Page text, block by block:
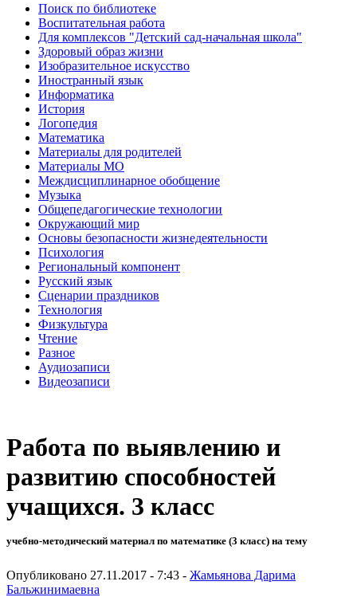
Поиск по библиотеке
Воспитательная работа
Для комплексов "Детский сад-начальная школа"
Здоровый образ жизни
Изобразительное искусство
Иностранный язык
Информатика
История
Логопедия
Математика
Материалы для родителей
Материалы МО
Междисциплинарное обобщение
Музыка
Общепедагогические технологии
Окружающий мир
Основы безопасности жизнедеятельности
Психология
Региональный компонент
Русский язык
Сценарии праздников
Технология
Физкультура
Чтение
Разное
Аудиозаписи
Видеозаписи
Работа по выявлению и
развитию способностей
учащихся. 3 класс
учебно-методический материал по математике (3 класс) на тему
Опубликовано 27.11.2017 - 7:43 - Жамьянова Дарима
Бальжинимаевна